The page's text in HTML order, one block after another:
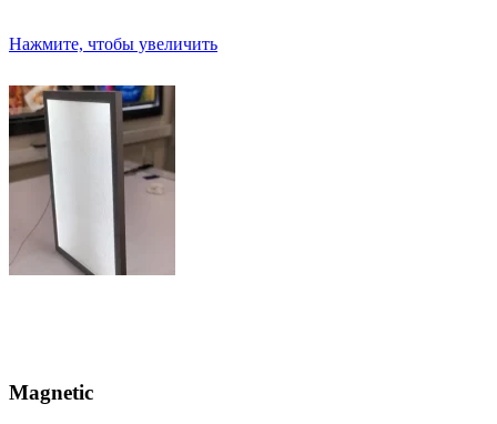
Нажмите, чтобы увеличить
Magnetic